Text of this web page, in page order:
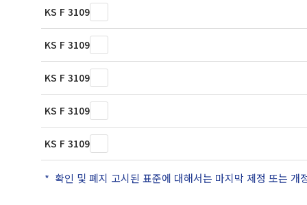
KS F 3109
KS F 3109
KS F 3109
KS F 3109
KS F 3109
확인 및 폐지 고시된 표준에 대해서는 마지막 제정 또는 개